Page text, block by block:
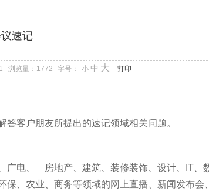
速记
浏览量：1772 字号： 小 中 大 打印
客户朋友所提出的速记领域相关问题。
广电、 房地产、建筑、装修装饰、设计、IT、
、农业、商务等领域的网上直播、新闻发布会